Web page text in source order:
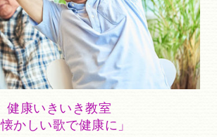
健康いきいき教室
懐かしい歌で健康に」